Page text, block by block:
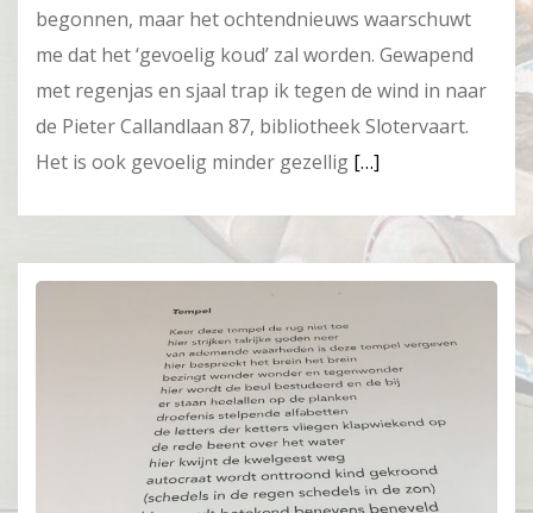
begonnen, maar het ochtendnieuws waarschuwt
me dat het ‘gevoelig koud’ zal worden. Gewapend
met regenjas en sjaal trap ik tegen de wind in naar
de Pieter Callandlaan 87, bibliotheek Slotervaart.
Het is ook gevoelig minder gezellig […]